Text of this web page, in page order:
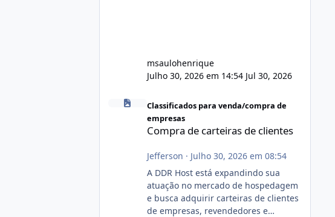
msaulohenrique
Julho 30, 2026 em 14:54 Jul 30, 2026
Compra de carteiras de clientes
Classificados para venda/compra de
empresas
Compra de carteiras de clientes
Jefferson · Julho 30, 2026 em 08:54
A DDR Host está expandindo sua
atuação no mercado de hospedagem
e busca adquirir carteiras de clientes
de empresas, revendedores e